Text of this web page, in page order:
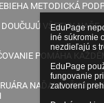
EduPage
iné súkromie
nezdieľajú s
EduPage
fungovanie
zatvorení
METODICKÁ
VŠETKY NAŠE
POMÁHA
NAĎALEJ